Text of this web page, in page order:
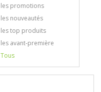
les promotions
les nouveautés
les top produits
les avant-première
Tous